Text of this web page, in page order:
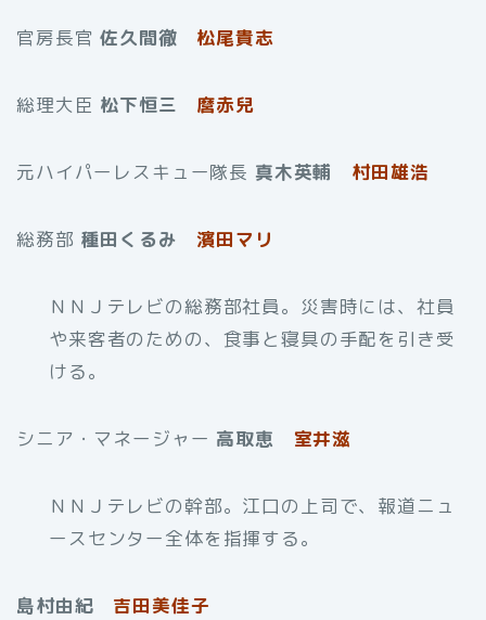
官房長官佐久間徹 松尾貴志
総理大臣 松下恒三 麿赤兒
元ハイパーレスキュー隊長 真木英輔 村田雄浩
総務部 種田くるみ濱田マリ
ＮＮＪテレビの総務部社員。災害時には、社員
や来客者のための、食事と寝具の手配を引き受
ける。
シニア・マネージャー 高取恵 室井滋
ＮＮＪテレビの幹部。江口の上司で、報道ニュ
ースセンター全体を指揮する。
島村由紀 吉田美佳子